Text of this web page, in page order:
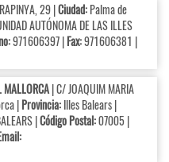
29 |Ciudad:Palma de
AUTÓNOMA DE LAS ILLES
971606397 |Fax:971606381 |
| C/ JOAQUIM MARIA
|Provincia:Illes Balears |
|Código Postal:07005 |